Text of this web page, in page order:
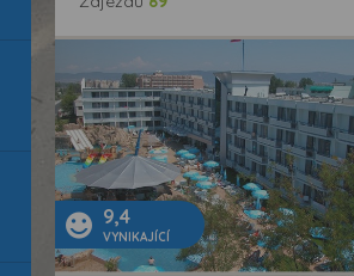
9,4
VYNIKAJÍCÍ